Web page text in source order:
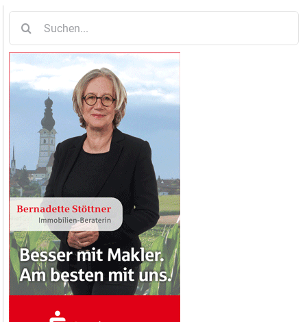
nach: